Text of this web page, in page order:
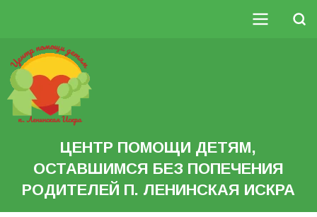
основному
содержанию
Search
Основная
навигация
ЦЕНТР ПОМОЩИ ДЕТЯМ,
ОСТАВШИМСЯ БЕЗ ПОПЕЧЕНИЯ
РОДИТЕЛЕЙ П. ЛЕНИНСКАЯ ИСКРА